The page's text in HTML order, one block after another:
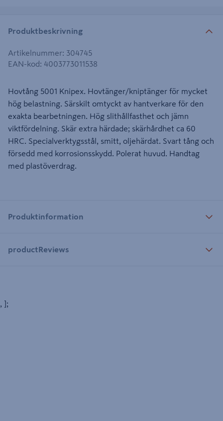
Produktbeskrivning
Artikelnummer: 304745
EAN-kod: 4003773011538
Hovtång 5001 Knipex. Hovtänger/kniptänger för mycket
hög belastning. Särskilt omtyckt av hantverkare för den
exakta bearbetningen. Hög slithållfasthet och jämn
viktfördelning. Skär extra härdade; skärhårdhet ca 60
HRC. Specialverktygsstål, smitt, oljehärdat. Svart tång och
försedd med korrosionsskydd. Polerat huvud. Handtag
med plastöverdrag.
Produktinformation
productReviews
, ];